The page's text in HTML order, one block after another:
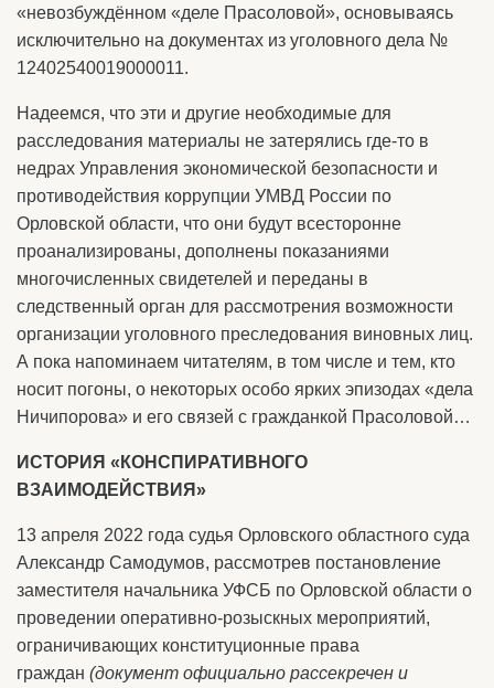
«невозбуждённом «деле Прасоловой», основываясь
исключительно на документах из уголовного дела №
12402540019000011.
Надеемся, что эти и другие необходимые для
расследования материалы не затерялись где-то в
недрах Управления экономической безопасности и
противодействия коррупции УМВД России по
Орловской области, что они будут всесторонне
проанализированы, дополнены показаниями
многочисленных свидетелей и переданы в
следственный орган для рассмотрения возможности
организации уголовного преследования виновных лиц.
А пока напоминаем читателям, в том числе и тем, кто
носит погоны, о некоторых особо ярких эпизодах «дела
Ничипорова» и его связей с гражданкой Прасоловой…
ИСТОРИЯ «КОНСПИРАТИВНОГО
ВЗАИМОДЕЙСТВИЯ»
13 апреля 2022 года судья Орловского областного суда
Александр Самодумов, рассмотрев постановление
заместителя начальника УФСБ по Орловской области о
проведении оперативно-розыскных мероприятий,
ограничивающих конституционные права
граждан (документ официально рассекречен и